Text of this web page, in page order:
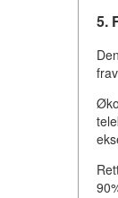
5.